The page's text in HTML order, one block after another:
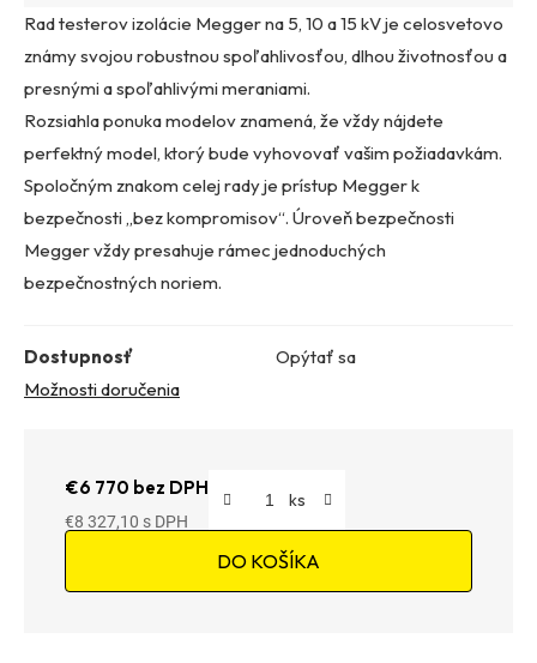
Rad testerov izolácie Megger na 5, 10 a 15 kV je celosvetovo
známy svojou robustnou spoľahlivosťou, dlhou životnosťou a
presnými a spoľahlivými meraniami.
Rozsiahla ponuka modelov znamená, že vždy nájdete
perfektný model, ktorý bude vyhovovať vašim požiadavkám.
Spoločným znakom celej rady je prístup Megger k
bezpečnosti „bez kompromisov“. Úroveň bezpečnosti
Megger vždy presahuje rámec jednoduchých
bezpečnostných noriem.
Dostupnosť
Opýtať sa
Možnosti doručenia
€6 770 bez DPH
€8 327,10
DO KOŠÍKA